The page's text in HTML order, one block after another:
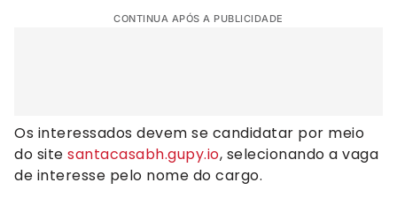
CONTINUA APÓS A PUBLICIDADE
Os interessados devem se candidatar por meio
do site santacasabh.gupy.io, selecionando a vaga
de interesse pelo nome do cargo.